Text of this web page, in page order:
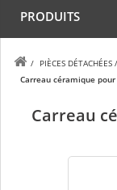
PRODUITS
/ PIÈCES DÉTACHÉES /
Carreau céramique pour
Carreau